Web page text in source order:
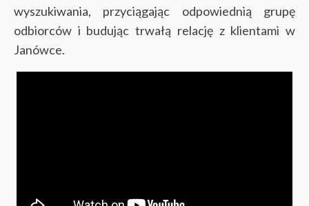
wyszukiwania, przyciągając odpowiednią grupę
odbiorców i budując trwałą relację z klientami w
Janówce.